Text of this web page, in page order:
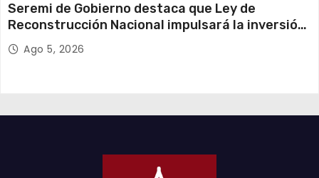
Seremi de Gobierno destaca que Ley de
Reconstrucción Nacional impulsará la inversión
y el empleo en Tarapacá
Ago 5, 2026